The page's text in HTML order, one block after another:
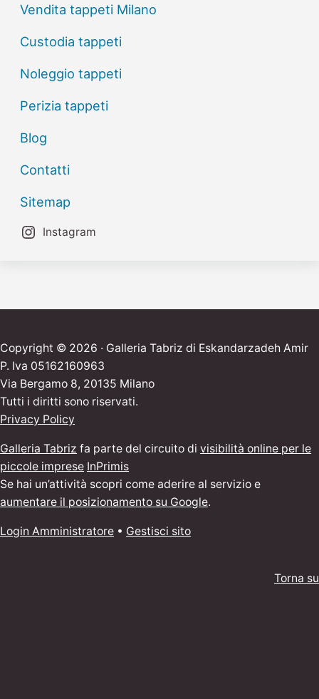
Vendita tappeti Milano
Custodia tappeti
Noleggio tappeti
Perizia tappeti
Blog
Contatti
Sitemap
Instagram
Copyright © 2026 · Galleria Tabriz di Eskandarzadeh Amir
P. Iva 05162160963
Via Bergamo 8, 20135 Milano
Tutti i diritti sono riservati.
Privacy Policy
Galleria Tabriz fa parte del circuito divisibilità online per le
piccole imprese InPrimis
Se hai un’attività scopri come aderire al servizio e
aumentare il posizionamento su Google.
Login Amministratore • Gestisci sito
Torna su